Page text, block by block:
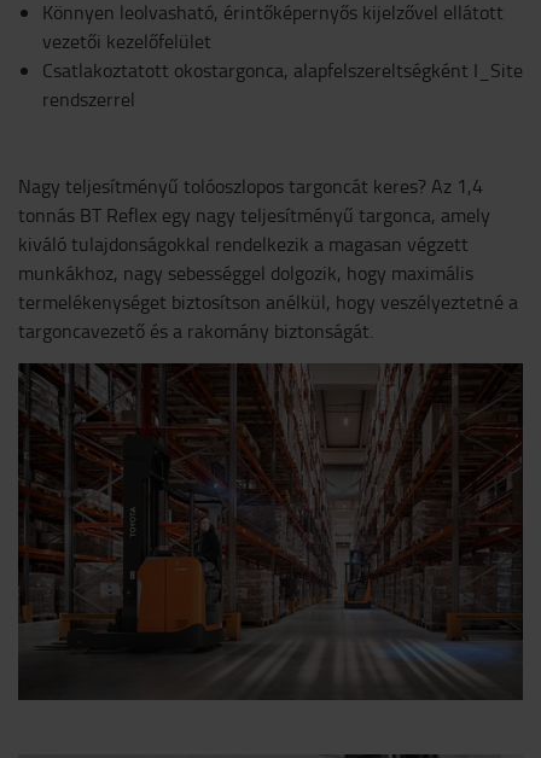
Könnyen leolvasható, érintőképernyős kijelzővel ellátott
vezetői kezelőfelület
Csatlakoztatott okostargonca, alapfelszereltségként I_Site
rendszerrel
Nagy teljesítményű tolóoszlopos targoncát keres? Az 1,4
tonnás BT Reflex egy nagy teljesítményű targonca, amely
kiváló tulajdonságokkal rendelkezik a magasan végzett
munkákhoz, nagy sebességgel dolgozik, hogy maximális
termelékenységet biztosítson anélkül, hogy veszélyeztetné a
targoncavezető és a rakomány biztonságát.